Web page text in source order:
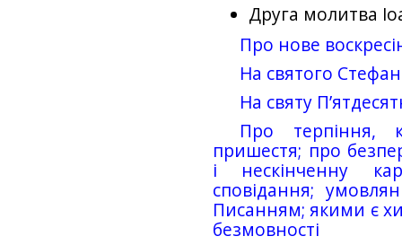
Друга молитва
Про нове
На святого
На святу
Про терпіння,
пришестя; про
і нескінченну
сповідання;
Писанням; якими є
безмовності